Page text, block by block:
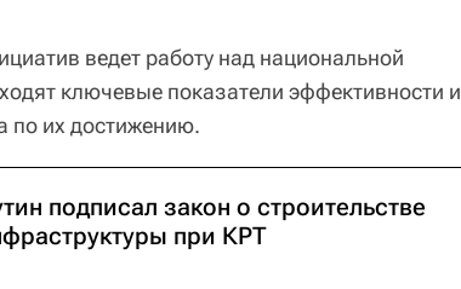
ведет работу над национальной
ключевые показатели эффективности и
по их достижению.
подписал закон о строительстве
при КРТ